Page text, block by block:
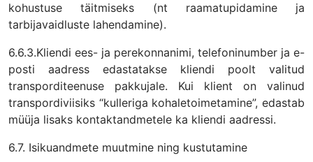
kohustuse täitmiseks (nt raamatupidamine ja
tarbijavaidluste lahendamine).
6.6.3.Kliendi ees- ja perekonnanimi, telefoninumber ja e-
posti aadress edastatakse kliendi poolt valitud
transporditeenuse pakkujale. Kui klient on valinud
transpordiviisiks “kulleriga kohaletoimetamine”, edastab
müüja lisaks kontaktandmetele ka kliendi aadressi.
6.7. Isikuandmete muutmine ning kustutamine